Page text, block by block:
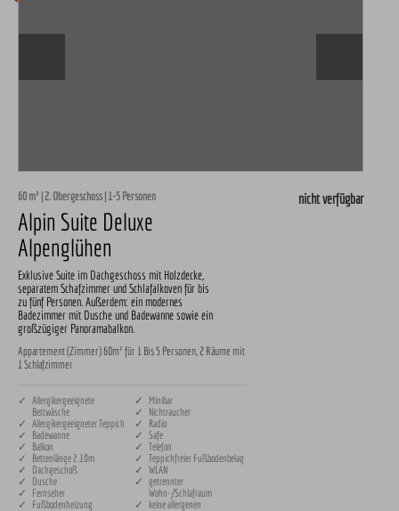
60 m² | 2. Obergeschoss | 1-5 Personen
Alpin Suite Deluxe
Alpenglühen
Exklusive Suite im Dachgeschoss mit Holzdecke,
separatem Schafzimmer und Schlafalkoven für bis
zu fünf Personen. Außerdem: ein modernes
Badezimmer mit Dusche und Badewanne sowie ein
großzügiger Panoramabalkon.
Appartement (Zimmer) 60m² für 1 Bis 5 Personen, 2 Räume mit
1 Schlafzimmer
✓ Allergikergeeignete
Bettwäsche
✓ Allergikergeeigneter Teppich
✓ Badewanne
✓ Balkon
✓ Bettenlänge 2.10m
✓ Dachgeschoß
✓ Dusche
✓ Fernseher
✓ Fußbodenheizung
✓ Minibar
✓ Nichtraucher
✓ Radio
✓ Safe
✓ Telefon
✓ Teppichfreier Fußbodenbelag
✓ WLAN
✓ getrennter
Wohn-/Schlafraum
✓ keine allergenen
nicht verfügbar